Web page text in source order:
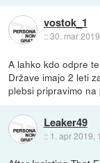
vostok_1
::30. mar
A lahko kdo odpre
Države imajo 2 leti
plebsi pripravimo
Leaker49
:: 1. apr 2019,